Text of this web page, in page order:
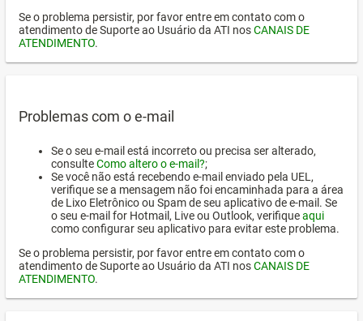
Se o problema persistir, por favor entre em contato com o
atendimento de Suporte ao Usuário da ATI nosCANAIS DE
ATENDIMENTO.
Problemas com o e-mail
Se o seu e-mail está incorreto ou precisa ser alterado,
consulteComo altero o e-mail?;
Se você não está recebendo e-mail enviado pela UEL,
verifique se a mensagem não foi encaminhada para a área
de Lixo Eletrônico ou Spam de seu aplicativo de e-mail. Se
o seu e-mail for Hotmail, Live ou Outlook, verifiqueaqui
como configurar seu aplicativo para evitar este problema.
Se o problema persistir, por favor entre em contato com o
atendimento de Suporte ao Usuário da ATI nosCANAIS DE
ATENDIMENTO.